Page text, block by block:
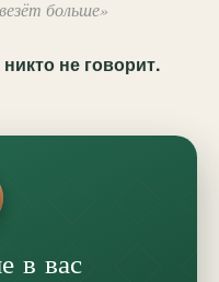
больше»
не говорит.
в вас